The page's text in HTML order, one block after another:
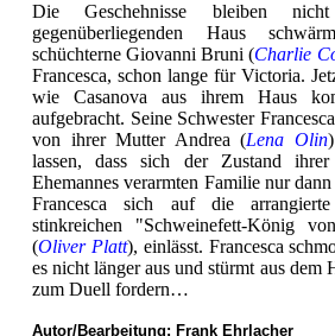
Die Geschehnisse bleiben
gegenüberliegenden Haus
schüchterne Giovanni Bruni (Charlie
Francesca, schon lange für Victoria.
wie Casanova aus ihrem Haus
aufgebracht. Seine Schwester
von ihrer Mutter Andrea (Lena Olin
lassen, dass sich der Zustand
Ehemannes verarmten Familie nur
Francesca sich auf die
stinkreichen "Schweinefett-König
(Oliver Platt), einlässt. Francesca
es nicht länger aus und stürmt aus dem
zum Duell fordern…
Autor/Bearbeitung: Frank Ehrlacher